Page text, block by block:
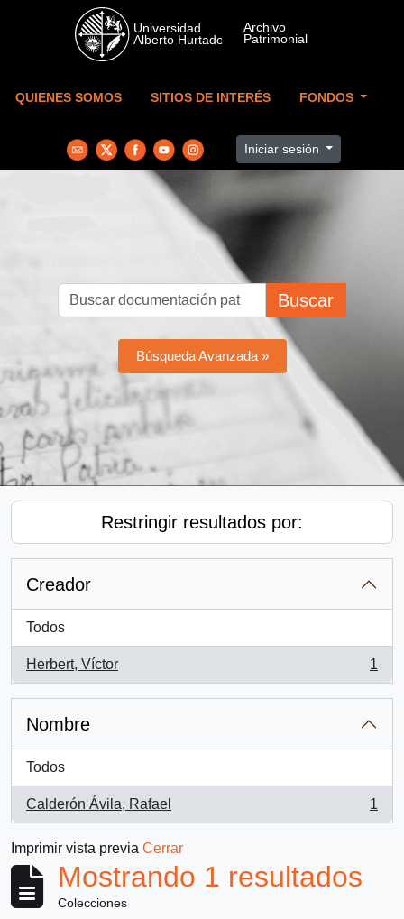
Skip to main content
QUIENES SOMOS SITIOS DE INTERÉS FONDOS
Iniciar sesión
Buscar
Búsqueda Avanzada »
Restringir resultados por:
Creador
Todos
Herbert, Víctor
, 1 resultados
1
Nombre
Todos
Calderón Ávila, Rafael
, 1 resultados
1
Imprimir vista previa Cerrar
Mostrando 1 resultados
Colecciones